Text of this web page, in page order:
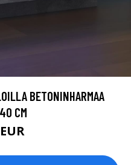
BETONINHARMAA
CM